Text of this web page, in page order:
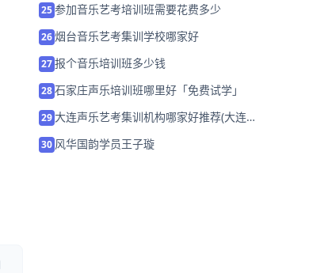
25参加音乐艺考培训班需要花费多少
26烟台音乐艺考集训学校哪家好
27报个音乐培训班多少钱
28石家庄声乐培训班哪里好「免费试学」
29大连声乐艺考集训机构哪家好推荐(大连哪
30 风华国韵学员王子璇